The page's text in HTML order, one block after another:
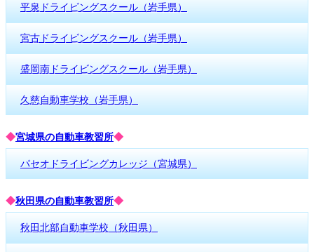
平泉ドライビングスクール（岩手県）
宮古ドライビングスクール（岩手県）
盛岡南ドライビングスクール（岩手県）
久慈自動車学校（岩手県）
◆宮城県の自動車教習所◆
パセオドライビングカレッジ（宮城県）
◆秋田県の自動車教習所◆
秋田北部自動車学校（秋田県）